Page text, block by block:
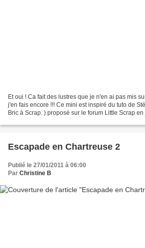
Et oui ! Ca fait des lustres que je n'en ai pas mis
j'en fais encore !!! Ce mini est inspiré du tuto de
Bric à Scrap. ) proposé sur le forum Little Scrap
Escapade en Chartreuse 2
Publié le 27/01/2011 à 06:00
Par Christine B